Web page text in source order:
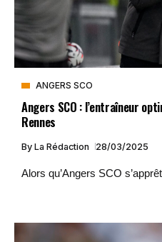
ANGERS SCO
Angers SCO : l’entraîneur
Rennes
By La Rédaction 28/03/2025
Alors qu’Angers SCO